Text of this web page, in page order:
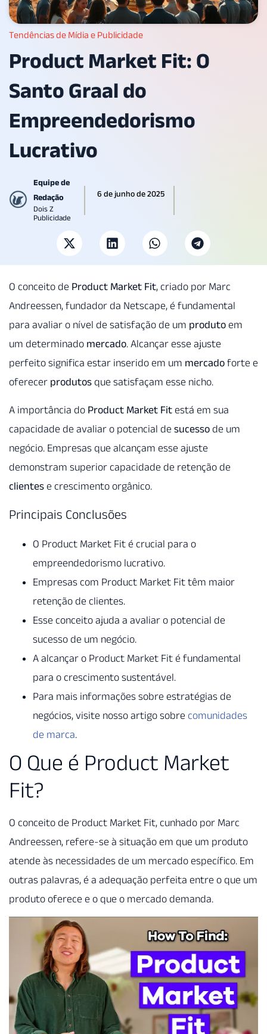
Tendências de Mídia e Publicidade
Product Market Fit: O
Santo Graal do
Empreendedorismo
Lucrativo
Equipe de
Redação
Dois Z
Publicidade
6 de junho de 2025
O conceito de Product Market Fit, criado por Marc
Andreessen, fundador da Netscape, é fundamental
para avaliar o nível de satisfação de um produto em
um determinado mercado. Alcançar esse ajuste
perfeito significa estar inserido em um mercado forte e
oferecer produtos que satisfaçam esse nicho.
A importância do Product Market Fit está em sua
capacidade de avaliar o potencial de sucesso de um
negócio. Empresas que alcançam esse ajuste
demonstram superior capacidade de retenção de
clientes e crescimento orgânico.
Principais Conclusões
O Product Market Fit é crucial para o
empreendedorismo lucrativo.
Empresas com Product Market Fit têm maior
retenção de clientes.
Esse conceito ajuda a avaliar o potencial de
sucesso de um negócio.
A alcançar o Product Market Fit é fundamental
para o crescimento sustentável.
Para mais informações sobre estratégias de
negócios, visite nosso artigo sobre comunidades
de marca.
O Que é Product Market
Fit?
O conceito de Product Market Fit, cunhado por Marc
Andreessen, refere-se à situação em que um produto
atende às necessidades de um mercado específico. Em
outras palavras, é a adequação perfeita entre o que um
produto oferece e o que o mercado demanda.